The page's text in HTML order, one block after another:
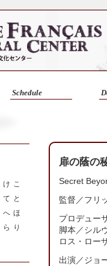
Schedule
け
こ
て と
へ ほ
ら
り
扉の蔭の
Secret
監督／フリ
プロデュー
脚本／シル
ロス・ロー
出演／ジョ